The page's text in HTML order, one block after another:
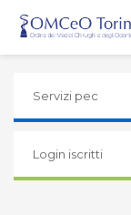
Servizi pec
Login iscritti